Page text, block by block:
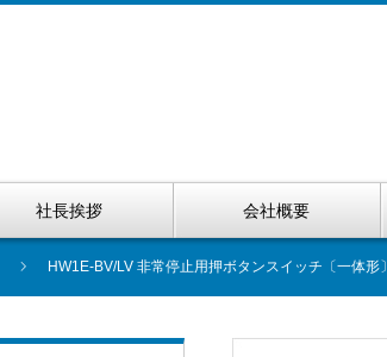
社長挨拶 会社概要
HW1E-BV/LV 非常停止用押ボタンスイッチ〔一体形〕